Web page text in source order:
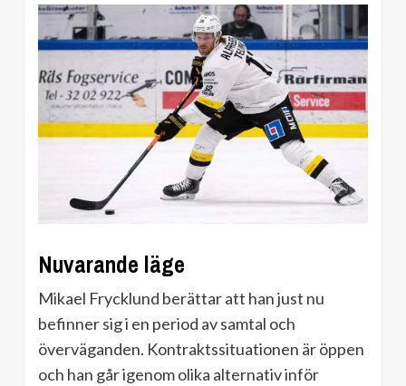
Nuvarande läge
Mikael Frycklund berättar att han just nu
befinner sig i en period av samtal och
överväganden. Kontraktssituationen är öppen
och han går igenom olika alternativ inför